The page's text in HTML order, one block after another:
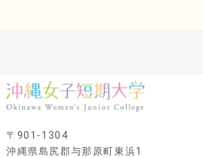
〒901-1304
沖縄県島尻郡与那原町東浜1